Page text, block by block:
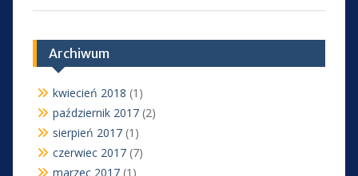
Archiwum
kwiecień 2018 (1)
październik 2017(2)
sierpień 2017(1)
czerwiec 2017(7)
marzec 2017(1)